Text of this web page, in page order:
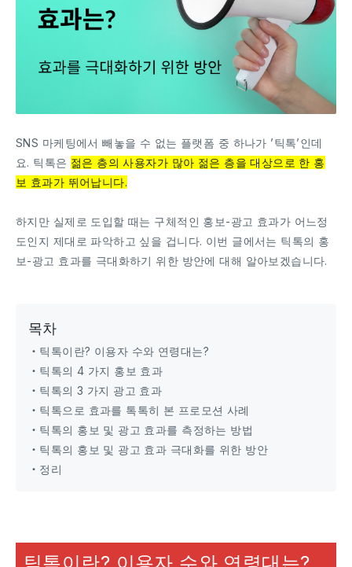
SNS 마케팅에서 빼놓을 수 없는 플랫폼 중 하나가 ’틱톡’인데
요. 틱톡은 젊은 층의 사용자가 많아 젊은 층을 대상으로 한 홍
보 효과가 뛰어납니다.
하지만 실제로 도입할 때는 구체적인 홍보-광고 효과가 어느정
도인지 제대로 파악하고 싶을 겁니다. 이번 글에서는 틱톡의 홍
보-광고 효과를 극대화하기 위한 방안에 대해 알아보겠습니다.
목차
・틱톡이란? 이용자 수와 연령대는?
・틱톡의 4 가지 홍보 효과
・틱톡의 3 가지 광고 효과
・틱톡으로 효과를 톡톡히 본 프로모션 사례
・틱톡의 홍보 및 광고 효과를 측정하는 방법
・틱톡의 홍보 및 광고 효과 극대화를 위한 방안
・정리